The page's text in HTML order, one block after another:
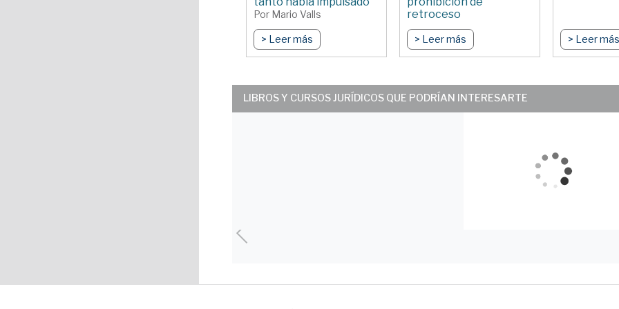
Por Mario Valls
> Leer más
retroceso
Por Mario Peña Chacón
> Leer más
> Leer más
LIBROS Y CURSOS JURÍDICOS QUE PODRÍAN INTERESARTE